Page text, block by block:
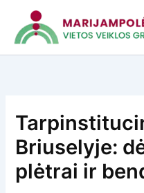
turinio
Briuselyje:
plėtrai ir